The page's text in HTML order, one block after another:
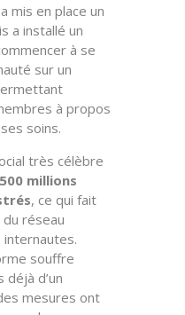
mis en place un
a installé un
à se
sur un
à propos
soins.
très célèbre
500 millions
, ce qui fait
réseau
internautes.
souffre
d’un
mesures ont